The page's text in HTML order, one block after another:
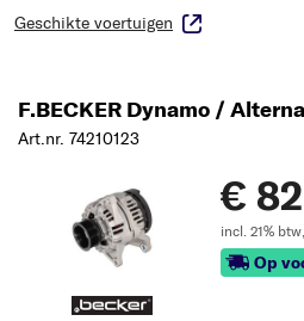
Geschikte voertuigen
F.BECKER Dynamo /
Art.nr. 74210123
€
incl. 21% btw,
Op